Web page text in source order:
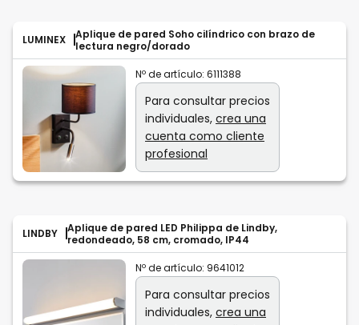
LUMINEX
Aplique de pared Soho cilíndrico con brazo de
lectura negro/dorado
Nº de artículo: 6111388
Para consultar precios
individuales, crea una
cuenta como cliente
profesional
LINDBY
Aplique de pared LED Philippa de Lindby,
redondeado, 58 cm, cromado, IP44
Nº de artículo: 9641012
Para consultar precios
individuales, crea una